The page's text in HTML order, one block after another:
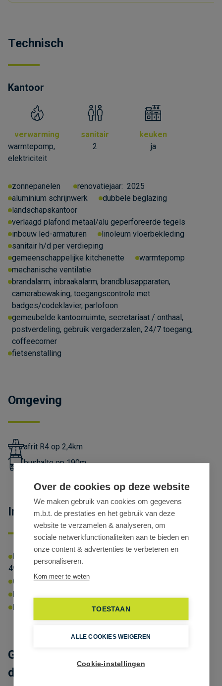
Technisch
Kantoor
verwarming
warmtepomp,
elektriciteit
sanitair
2
keuken
ja
zonnepanelen renovatiejaar: 2025
aluminium schrijnwerk
dubbele beglazing
landschapskantoor
verlaagd plafond metaal/alu geperforeerde tegels
inbouw led-armaturen
linoleum vloerbekleding
sanitair h/d per verdieping
gemeenschappelijke kitchenette
warmtepomp
mechanische ventilatie
brandalarm, inbraakalarm, brandblusapparaten,
camerabewaking, toegangscontrole met
badges/codeklavier, parlofoon
gemeubelde kantoorruimte, secretariaat / onthaal,
postverdeling, gebruik vergaderzalen, 24/7 toegang,
coffeecorner
fietsenstalling
Omgeving
afrit R4 op 2,4km
bushalte op 190m
Informatieplicht
EPC-NR Energielabel:
496kWhprim/m²/jaar
Omgevingsvergunning:
P-score:
Erfgoed:
Geen beschermd erfgoed
Gemeubelde kantoren met
dienstverlening in Business Center
Over de cookies op deze website
We maken gebruik van cookies om gegevens
m.b.t. de prestaties en het gebruik van deze
website te verzamelen & analyseren, om
sociale netwerkfunctionaliteiten aan te bieden en
onze content & advertenties te verbeteren en
personaliseren.
Kom meer te weten
TOESTAAN
ALLE COOKIES WEIGEREN
Cookie-instellingen